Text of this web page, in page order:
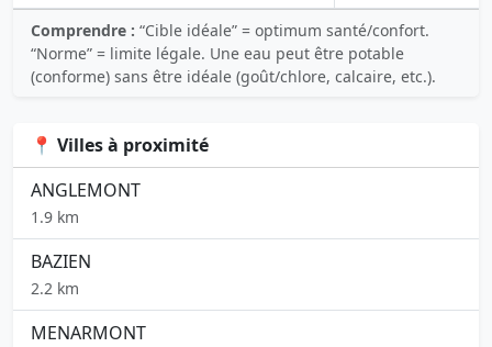
Comprendre : “Cible idéale” = optimum santé/confort.
“Norme” = limite légale. Une eau peut être potable
(conforme) sans être idéale (goût/chlore, calcaire, etc.).
📍 Villes à proximité
ANGLEMONT
1.9 km
BAZIEN
2.2 km
MENARMONT